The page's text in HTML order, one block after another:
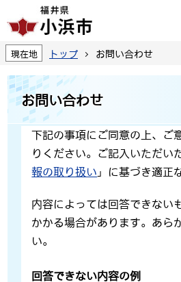
現在地 トップ お問い合わせ
お問い合わせ
下記の事項にご同意の上、ご
りください。ご記入いただい
報の取り扱い 」に基づき適正
内容によっては回答できない
かかる場合があります。あら
い。
回答できない内容の例